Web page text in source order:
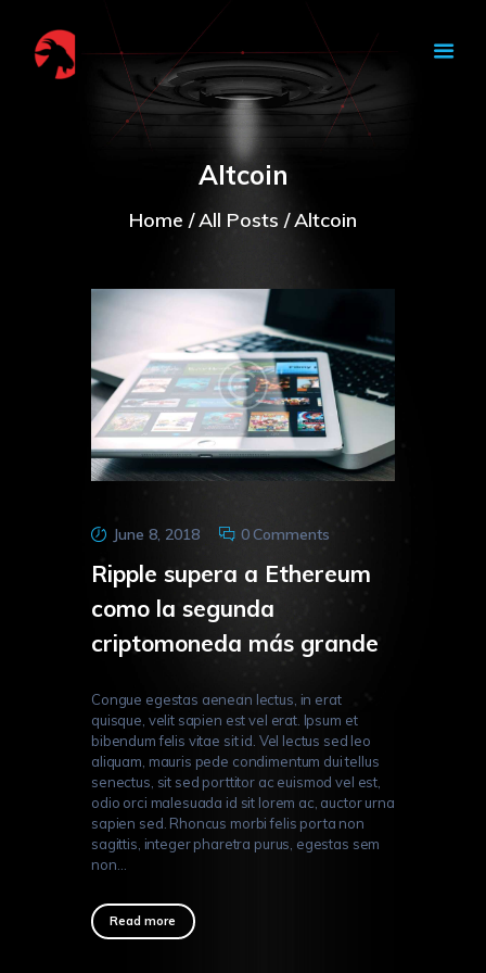
Altcoin
Home All Posts Altcoin
CAPRA NOASTRA
HOME
TOKENOMICS
BOUNTY
CONTACT
INTERNATIONAL
June 8, 2018 0Comments
Ripple supera a Ethereum
como la segunda
criptomoneda más grande
Congue egestas aenean lectus, in erat
quisque, velit sapien est vel erat. Ipsum et
bibendum felis vitae sit id. Vel lectus sed leo
aliquam, mauris pede condimentum dui tellus
senectus, sit sed porttitor ac euismod vel est,
odio orci malesuada id sit lorem ac, auctor urna
sapien sed. Rhoncus morbi felis porta non
sagittis, integer pharetra purus, egestas sem
non…
Read more